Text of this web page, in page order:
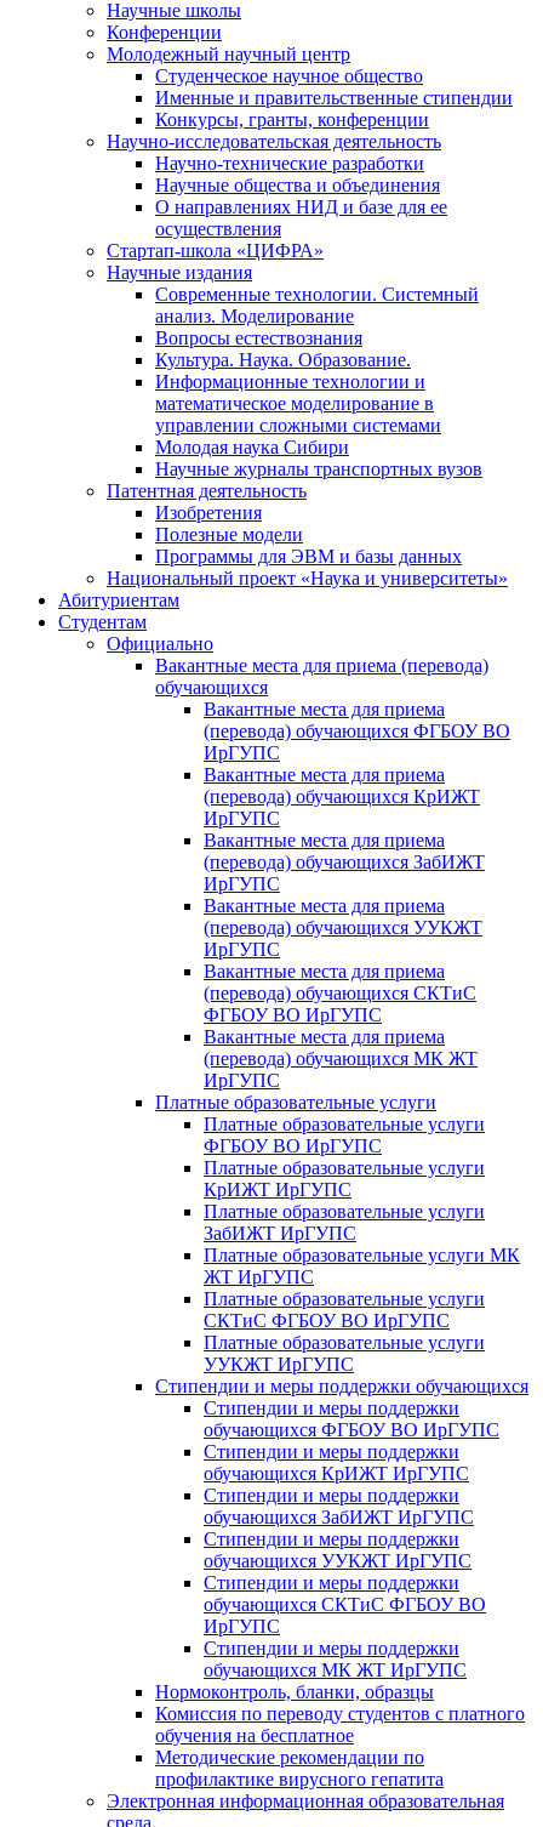
Научные школы
Конференции
Молодежный научный центр
Студенческое научное общество
Именные и правительственные стипендии
Конкурсы, гранты, конференции
Научно-исследовательская деятельность
Научно-технические разработки
Научные общества и объединения
О направлениях НИД и базе для ее
осуществления
Стартап-школа «ЦИФРА»
Научные издания
Современные технологии. Системный
анализ. Моделирование
Вопросы естествознания
Культура. Наука. Образование.
Информационные технологии и
математическое моделирование в
управлении сложными системами
Молодая наука Сибири
Научные журналы транспортных вузов
Патентная деятельность
Изобретения
Полезные модели
Программы для ЭВМ и базы данных
Национальный проект «Наука и университеты»
Абитуриентам
Студентам
Официально
Вакантные места для приема (перевода)
обучающихся
Вакантные места для приема
(перевода) обучающихся ФГБОУ ВО
ИрГУПС
Вакантные места для приема
(перевода) обучающихся КрИЖТ
ИрГУПС
Вакантные места для приема
(перевода) обучающихся ЗабИЖТ
ИрГУПС
Вакантные места для приема
(перевода) обучающихся УУКЖТ
ИрГУПС
Вакантные места для приема
(перевода) обучающихся СКТиС
ФГБОУ ВО ИрГУПС
Вакантные места для приема
(перевода) обучающихся МК ЖТ
ИрГУПС
Платные образовательные услуги
Платные образовательные услуги
ФГБОУ ВО ИрГУПС
Платные образовательные услуги
КрИЖТ ИрГУПС
Платные образовательные услуги
ЗабИЖТ ИрГУПС
Платные образовательные услуги МК
ЖТ ИрГУПС
Платные образовательные услуги
СКТиС ФГБОУ ВО ИрГУПС
Платные образовательные услуги
УУКЖТ ИрГУПС
Стипендии и меры поддержки обучающихся
Стипендии и меры поддержки
обучающихся ФГБОУ ВО ИрГУПС
Стипендии и меры поддержки
обучающихся КрИЖТ ИрГУПС
Стипендии и меры поддержки
обучающихся ЗабИЖТ ИрГУПС
Стипендии и меры поддержки
обучающихся УУКЖТ ИрГУПС
Стипендии и меры поддержки
обучающихся СКТиС ФГБОУ ВО
ИрГУПС
Стипендии и меры поддержки
обучающихся МК ЖТ ИрГУПС
Нормоконтроль, бланки, образцы
Комиссия по переводу студентов с платного
обучения на бесплатное
Методические рекомендации по
профилактике вирусного гепатита
Электронная информационная образовательная
среда